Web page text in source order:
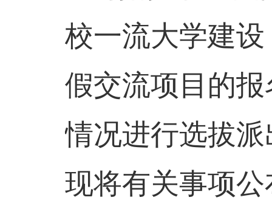
校一流大学建
假交流项目的
情况进行选拔
现将有关事项